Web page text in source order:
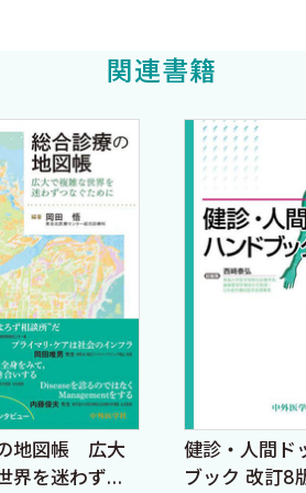
歴の型を覚えるアプローチとは
遇する主訴をどのように問診で
，みやすいように図表をふんだ
した．最初はフローチャートと図
医師，若手医師，研修医，医学
な病歴聴取をぜひ体験してみて
先生方，職場の皆さん，そして
いと思います．
剖アプローチへ
関連書籍
地図帳 広大
界を迷わずつ
健診・人間ド
ブック 改訂8